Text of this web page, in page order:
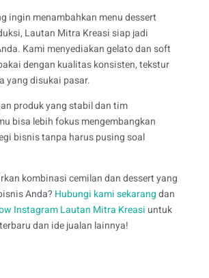
ingin menambahkan menu dessert
Lautan Mitra Kreasi siap jadi
Kami menyediakan gelato dan soft
dengan kualitas konsisten, tekstur
yang disukai pasar.
produk yang stabil dan tim
bisa lebih fokus mengembangkan
bisnis tanpa harus pusing soal
kombinasi cemilan dan dessert yang
Anda? Hubungi kami sekarangdan
Instagram Lautan Mitra Kreasi untuk
dan ide jualan lainnya!